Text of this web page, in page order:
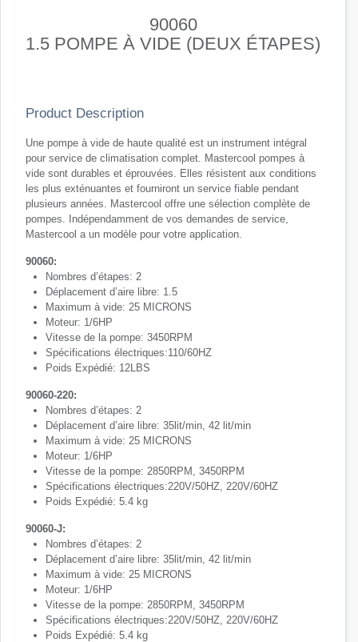
90060
1.5 POMPE À VIDE (DEUX ÉTAPES)
Product Description
Une pompe à vide de haute qualité est un instrument intégral
pour service de climatisation complet. Mastercool pompes à
vide sont durables et éprouvées. Elles résistent aux conditions
les plus exténuantes et fourniront un service fiable pendant
plusieurs années. Mastercool offre une sélection complète de
pompes. Indépendamment de vos demandes de service,
Mastercool a un modèle pour votre application.
90060:
Nombres d’étapes: 2
Déplacement d’aire libre: 1.5
Maximum à vide: 25 MICRONS
Moteur: 1/6HP
Vitesse de la pompe: 3450RPM
Spécifications électriques:110/60HZ
Poids Expédié: 12LBS
90060-220:
Nombres d’étapes: 2
Déplacement d’aire libre: 35lit/min, 42 lit/min
Maximum à vide: 25 MICRONS
Moteur: 1/6HP
Vitesse de la pompe: 2850RPM, 3450RPM
Spécifications électriques:220V/50HZ, 220V/60HZ
Poids Expédié: 5.4 kg
90060-J:
Nombres d’étapes: 2
Déplacement d’aire libre: 35lit/min, 42 lit/min
Maximum à vide: 25 MICRONS
Moteur: 1/6HP
Vitesse de la pompe: 2850RPM, 3450RPM
Spécifications électriques:220V/50HZ, 220V/60HZ
Poids Expédié: 5.4 kg